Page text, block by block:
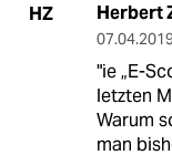
HZ Herbert
07.04.2019
"ie „E-
letzten
Warum
man